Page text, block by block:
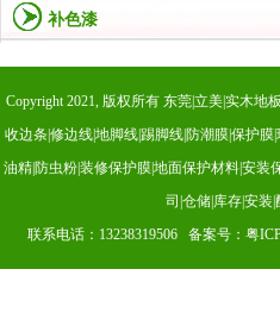
补色漆
Copyright 2021, 版权所有 东莞|立美|实木地
收边条|修边线|地脚线|踢脚线|防潮膜|保护
油精|防虫粉|装修保护膜|地面保护材料|安装
司|仓储|库存|安装|
联系电话：13238319506 备案号： 粤